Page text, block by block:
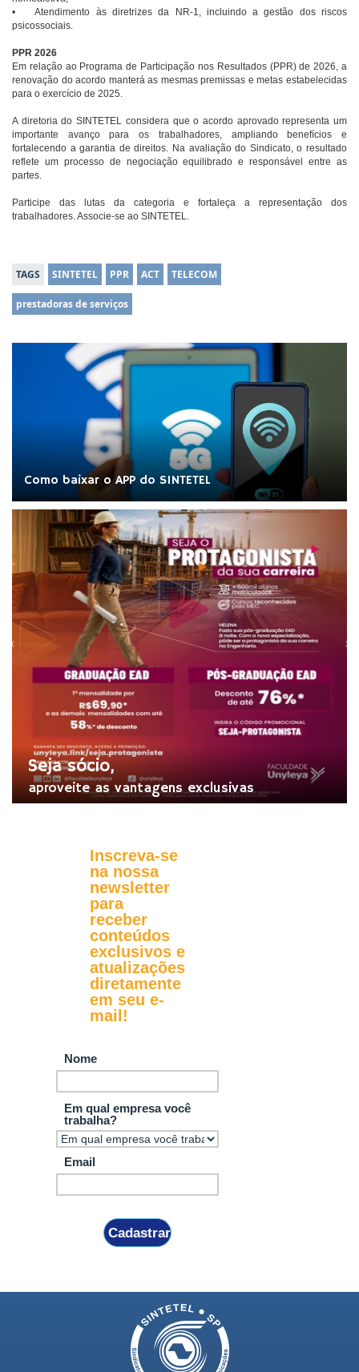
•
Atendimento às diretrizes da NR-1, incluindo a gestão dos riscos
psicossociais.
PPR 2026
Em relação ao Programa de Participação nos Resultados (PPR) de 2026, a
renovação do acordo manterá as mesmas premissas e metas estabelecidas
para o exercício de 2025.
A diretoria do SINTETEL considera que o acordo aprovado representa um
importante avanço para os trabalhadores, ampliando benefícios e
fortalecendo a garantia de direitos. Na avaliação do Sindicato, o resultado
reflete um processo de negociação equilibrado e responsável entre as
partes.
Participe das lutas da categoria e fortaleça a representação dos
trabalhadores. Associe-se ao SINTETEL.
TAGS SINTETEL PPR ACT TELECOM
prestadoras de serviços
Como baixar o APP do SINTETEL
Seja sócio,
aproveite as vantagens exclusivas